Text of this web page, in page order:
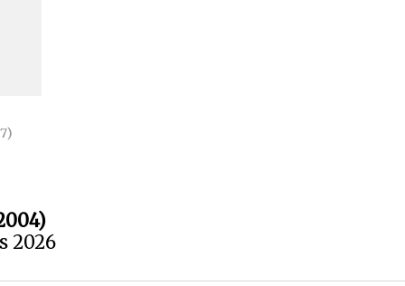
2026